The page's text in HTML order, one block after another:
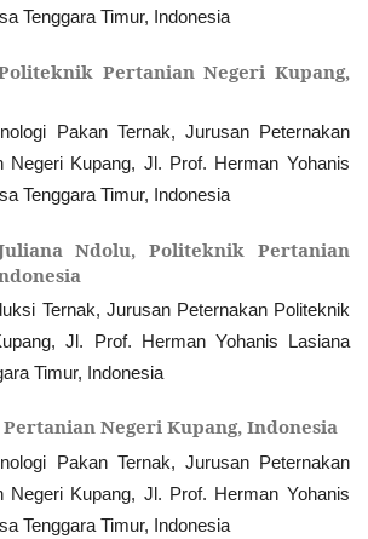
Tenggara Timur, Indonesia
Pertanian Negeri Kupang,
Pakan Ternak, Jurusan Peternakan
Negeri Kupang, Jl. Prof. Herman Yohanis
Tenggara Timur, Indonesia
Ndolu, Politeknik Pertanian
Ternak, Jurusan Peternakan Politeknik
Jl. Prof. Herman Yohanis Lasiana
Timur, Indonesia
Negeri Kupang, Indonesia
Pakan Ternak, Jurusan Peternakan
Negeri Kupang, Jl. Prof. Herman Yohanis
Tenggara Timur, Indonesia